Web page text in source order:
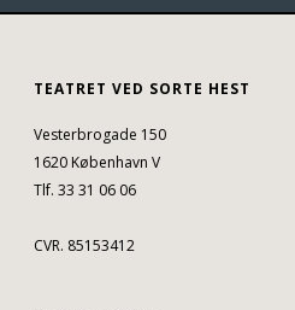
TEATRET VED SORTE HEST
Vesterbrogade 150
1620 København V
Tlf. 33 31 06 06
CVR. 85153412